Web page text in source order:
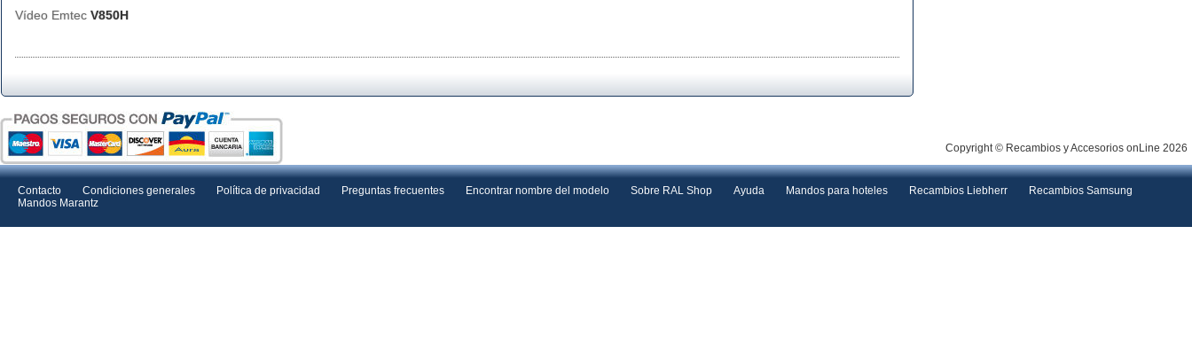
Vídeo Emtec V850H
Copyright © Recambios y Accesorios onLine 2026
Contacto Condiciones generales Política de privacidad Preguntas frecuentes Encontrar nombre del modelo Sobre RAL Shop Ayuda Mandos para hoteles Recambios Liebherr
Recambios Samsung
Mandos Marantz